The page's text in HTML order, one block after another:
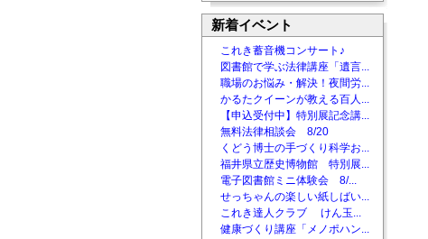
新着イベント
これき蓄音機コンサート♪
図書館で学ぶ法律講座「遺言...
職場のお悩み・解決！夜間労...
かるたクイーンが教える百人...
【申込受付中】特別展記念講...
無料法律相談会 8/20
くどう博士の手づくり科学お...
福井県立歴史博物館 特別展...
電子図書館ミニ体験会 8/...
せっちゃんの楽しい紙しばい...
これき達人クラブ けん玉...
健康づくり講座「メノポハン...